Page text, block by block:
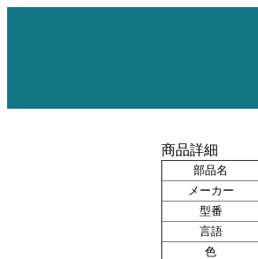
商品詳細
部品名
メーカー
型番
言語
色